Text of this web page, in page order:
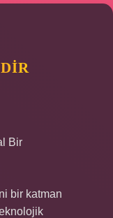
Bir
bir katman